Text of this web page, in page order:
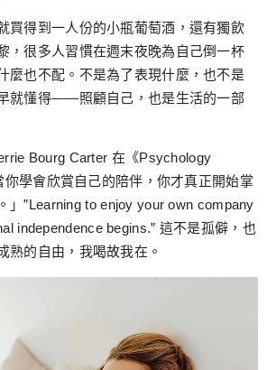
買得到一人份的小瓶葡萄酒，還有獨飲
，很多人習慣在週末夜晚為自己倒一杯
麼也不配。不是為了表現什麼，也不是
就懂得——照顧自己，也是生活的一部
Bourg Carter 在《Psychology
你學會欣賞自己的陪伴，你才真正開始掌
」”Learning to enjoy your own company
independence begins.” 這不是孤僻，也
熟的自由，我喝故我在。